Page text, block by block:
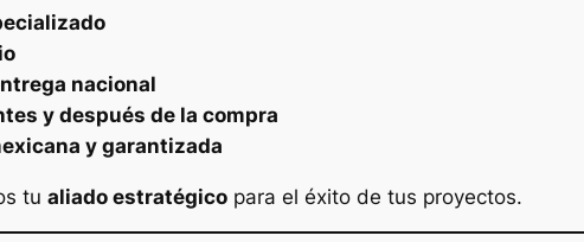
nacional
y después de la compra
y garantizada
tu aliado estratégico para el éxito de tus proyectos.